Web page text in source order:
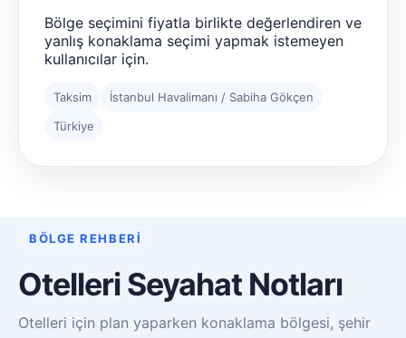
Bölge seçimini fiyatla birlikte değerlendiren ve
yanlış konaklama seçimi yapmak istemeyen
kullanıcılar için.
Taksim
İstanbul Havalimanı / Sabiha Gökçen
Türkiye
BÖLGE REHBERI
Otelleri Seyahat Notları
Otelleri için plan yaparken konaklama bölgesi, şehir